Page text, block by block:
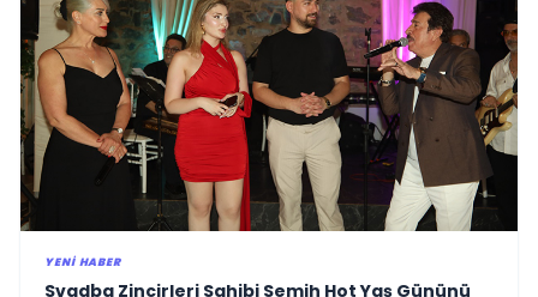
YENI HABER
Svadba Zincirleri Sahibi Semih Hot Yaş Gününü